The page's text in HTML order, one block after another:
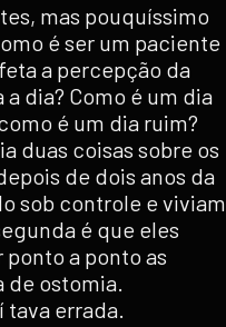
mas pouquíssimo
é ser um paciente
a percepção da
dia? Como é um dia
é um dia ruim?
duas coisas sobre os
de dois anos da
sob controle e viviam
é que eles
a ponto as
de ostomia.
tava errada.